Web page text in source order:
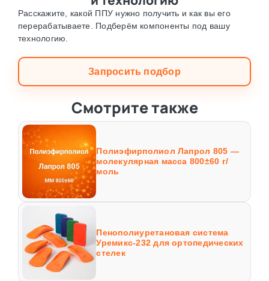
Расскажите, какой ППУ нужно получить и как вы его
перерабатываете. Подберём компоненты под вашу
технологию.
Запросить подбор
Смотрите также
Полиэфирполиол Лапрол 805 —
молекулярная масса 800±60 г/
моль
Пенополиуретановая система
Уремикс-232 для ортопедических
стелек